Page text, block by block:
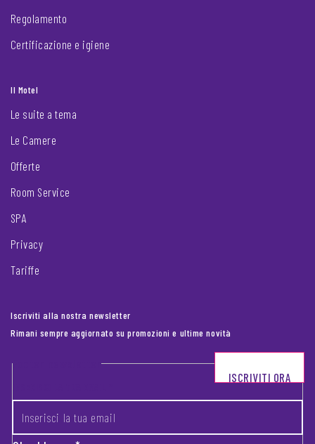
Regolamento
Certificazione e igiene
Il Motel
Le suite a tema
Le Camere
Offerte
Room Service
SPA
Privacy
Tariffe
Iscriviti alla nostra newsletter
Rimani sempre aggiornato su promozioni e ultime novità
Footer newsletter
ISCRIVITI ORA